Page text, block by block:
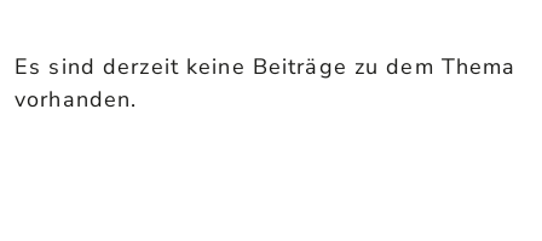
Es sind derzeit keine Beiträge zu dem Thema
vorhanden.